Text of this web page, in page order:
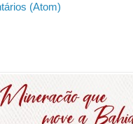
(Atom)